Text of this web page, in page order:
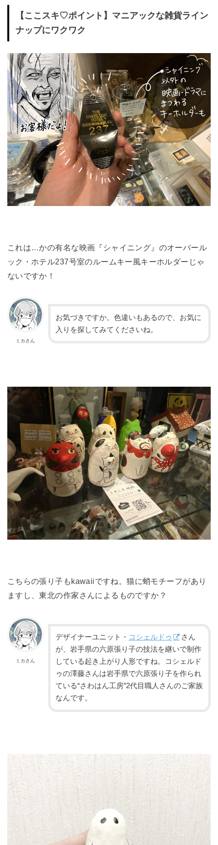
【ここスキ♡ポイント】マニアックな雑貨ライン
ナップにワクワク
これは…かの有名な映画『シャイニング』のオーバール
ック・ホテル237号室のルームキー風キーホルダーじゃ
ないですか！
ミカさん
お気づきですか。色違いもあるので、お気に
入りを探してみてくださいね。
こちらの張り子もkawaiiですね。猫に蛸モチーフがあり
ますし、東北の作家さんによるものですか？
ミカさん
デザイナーユニット・ コシェルドゥ
さん
が、岩手県の六原張り子の技法を継いで制作
している起き上がり人形ですね。コシェルド
ゥの澤藤さんは岩手県で六原張り子を作られ
ている“さわはん工房”2代目職人さんのご家族
なんです。